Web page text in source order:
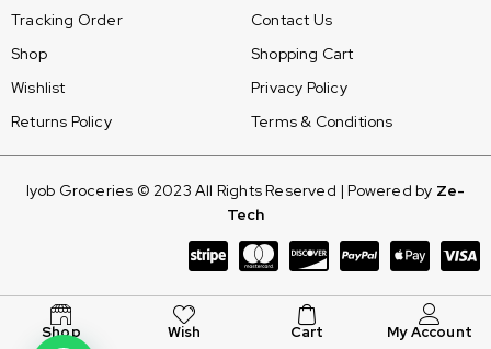
Tracking Order
Shop
Wishlist
Returns Policy
Contact Us
Shopping Cart
Privacy Policy
Terms & Conditions
Iyob Groceries © 2023 All Rights Reserved | Powered by Ze-
Tech
Shop Wish Cart My Account